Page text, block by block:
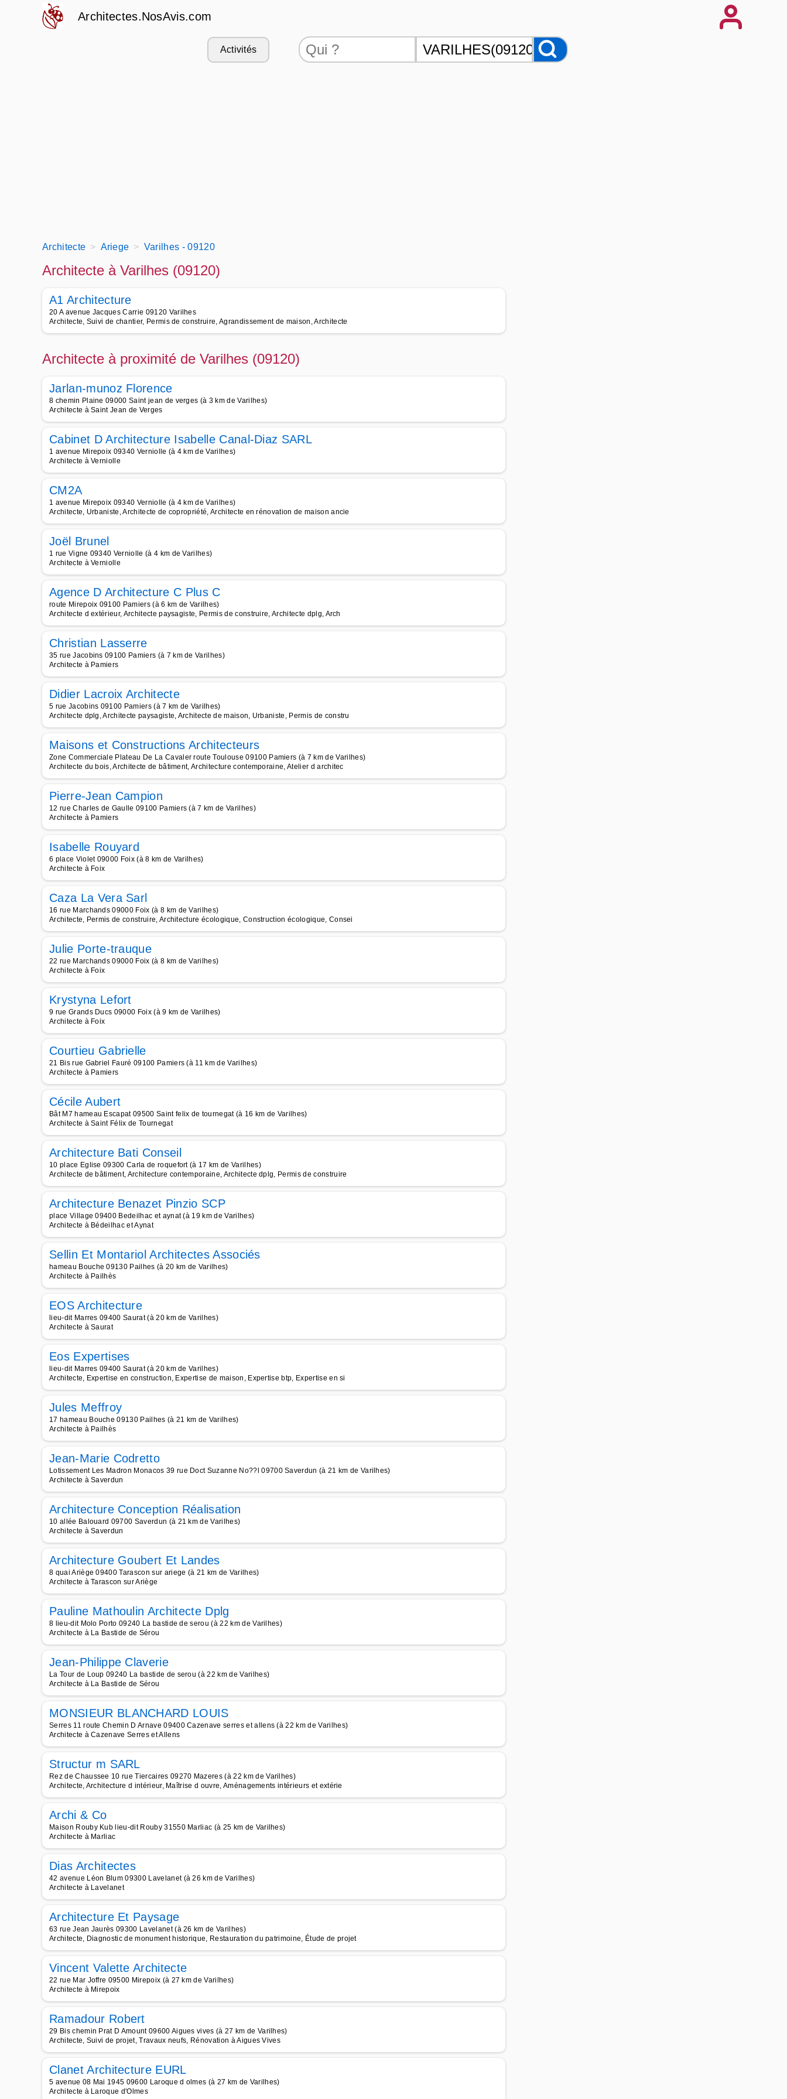
Architectes.NosAvis.com
Activités
Architecte Ariege Varilhes - 09120
Architecte à Varilhes (09120)
A1 Architecture
20 A avenue Jacques Carrie 09120 Varilhes
Architecte, Suivi de chantier, Permis de construire, Agrandissement de maison, Architecte
Architecte à proximité de Varilhes (09120)
Jarlan-munoz Florence
8 chemin Plaine 09000 Saint jean de verges (à 3 km de Varilhes)
Architecte à Saint Jean de Verges
Cabinet D Architecture Isabelle Canal-Diaz SARL
1 avenue Mirepoix 09340 Verniolle (à 4 km de Varilhes)
Architecte à Verniolle
CM2A
1 avenue Mirepoix 09340 Verniolle (à 4 km de Varilhes)
Architecte, Urbaniste, Architecte de copropriété, Architecte en rénovation de maison ancie
Joël Brunel
1 rue Vigne 09340 Verniolle (à 4 km de Varilhes)
Architecte à Verniolle
Agence D Architecture C Plus C
route Mirepoix 09100 Pamiers (à 6 km de Varilhes)
Architecte d extérieur, Architecte paysagiste, Permis de construire, Architecte dplg, Arch
Christian Lasserre
35 rue Jacobins 09100 Pamiers (à 7 km de Varilhes)
Architecte à Pamiers
Didier Lacroix Architecte
5 rue Jacobins 09100 Pamiers (à 7 km de Varilhes)
Architecte dplg, Architecte paysagiste, Architecte de maison, Urbaniste, Permis de constru
Maisons et Constructions Architecteurs
Zone Commerciale Plateau De La Cavaler route Toulouse 09100 Pamiers (à 7 km de Varilhes)
Architecte du bois, Architecte de bâtiment, Architecture contemporaine, Atelier d architec
Pierre-Jean Campion
12 rue Charles de Gaulle 09100 Pamiers (à 7 km de Varilhes)
Architecte à Pamiers
Isabelle Rouyard
6 place Violet 09000 Foix (à 8 km de Varilhes)
Architecte à Foix
Caza La Vera Sarl
16 rue Marchands 09000 Foix (à 8 km de Varilhes)
Architecte, Permis de construire, Architecture écologique, Construction écologique, Consei
Julie Porte-trauque
22 rue Marchands 09000 Foix (à 8 km de Varilhes)
Architecte à Foix
Krystyna Lefort
9 rue Grands Ducs 09000 Foix (à 9 km de Varilhes)
Architecte à Foix
Courtieu Gabrielle
21 Bis rue Gabriel Fauré 09100 Pamiers (à 11 km de Varilhes)
Architecte à Pamiers
Cécile Aubert
Bât M7 hameau Escapat 09500 Saint felix de tournegat (à 16 km de Varilhes)
Architecte à Saint Félix de Tournegat
Architecture Bati Conseil
10 place Eglise 09300 Carla de roquefort (à 17 km de Varilhes)
Architecte de bâtiment, Architecture contemporaine, Architecte dplg, Permis de construire
Architecture Benazet Pinzio SCP
place Village 09400 Bedeilhac et aynat (à 19 km de Varilhes)
Architecte à Bédeilhac et Aynat
Sellin Et Montariol Architectes Associés
hameau Bouche 09130 Pailhes (à 20 km de Varilhes)
Architecte à Pailhès
EOS Architecture
lieu-dit Marres 09400 Saurat (à 20 km de Varilhes)
Architecte à Saurat
Eos Expertises
lieu-dit Marres 09400 Saurat (à 20 km de Varilhes)
Architecte, Expertise en construction, Expertise de maison, Expertise btp, Expertise en si
Jules Meffroy
17 hameau Bouche 09130 Pailhes (à 21 km de Varilhes)
Architecte à Pailhès
Jean-Marie Codretto
Lotissement Les Madron Monacos 39 rue Doct Suzanne No??l 09700 Saverdun (à 21 km de Varilhes)
Architecte à Saverdun
Architecture Conception Réalisation
10 allée Balouard 09700 Saverdun (à 21 km de Varilhes)
Architecte à Saverdun
Architecture Goubert Et Landes
8 quai Ariège 09400 Tarascon sur ariege (à 21 km de Varilhes)
Architecte à Tarascon sur Ariège
Pauline Mathoulin Architecte Dplg
8 lieu-dit Molo Porto 09240 La bastide de serou (à 22 km de Varilhes)
Architecte à La Bastide de Sérou
Jean-Philippe Claverie
La Tour de Loup 09240 La bastide de serou (à 22 km de Varilhes)
Architecte à La Bastide de Sérou
MONSIEUR BLANCHARD LOUIS
Serres 11 route Chemin D Arnave 09400 Cazenave serres et allens (à 22 km de Varilhes)
Architecte à Cazenave Serres et Allens
Structur m SARL
Rez de Chaussee 10 rue Tiercaires 09270 Mazeres (à 22 km de Varilhes)
Architecte, Architecture d intérieur, Maîtrise d ouvre, Aménagements intérieurs et extérie
Archi & Co
Maison Rouby Kub lieu-dit Rouby 31550 Marliac (à 25 km de Varilhes)
Architecte à Marliac
Dias Architectes
42 avenue Léon Blum 09300 Lavelanet (à 26 km de Varilhes)
Architecte à Lavelanet
Architecture Et Paysage
63 rue Jean Jaurès 09300 Lavelanet (à 26 km de Varilhes)
Architecte, Diagnostic de monument historique, Restauration du patrimoine, Étude de projet
Vincent Valette Architecte
22 rue Mar Joffre 09500 Mirepoix (à 27 km de Varilhes)
Architecte à Mirepoix
Ramadour Robert
29 Bis chemin Prat D Amount 09600 Aigues vives (à 27 km de Varilhes)
Architecte, Suivi de projet, Travaux neufs, Rénovation à Aigues Vives
Clanet Architecture EURL
5 avenue 08 Mai 1945 09600 Laroque d olmes (à 27 km de Varilhes)
Architecte à Laroque d'Olmes